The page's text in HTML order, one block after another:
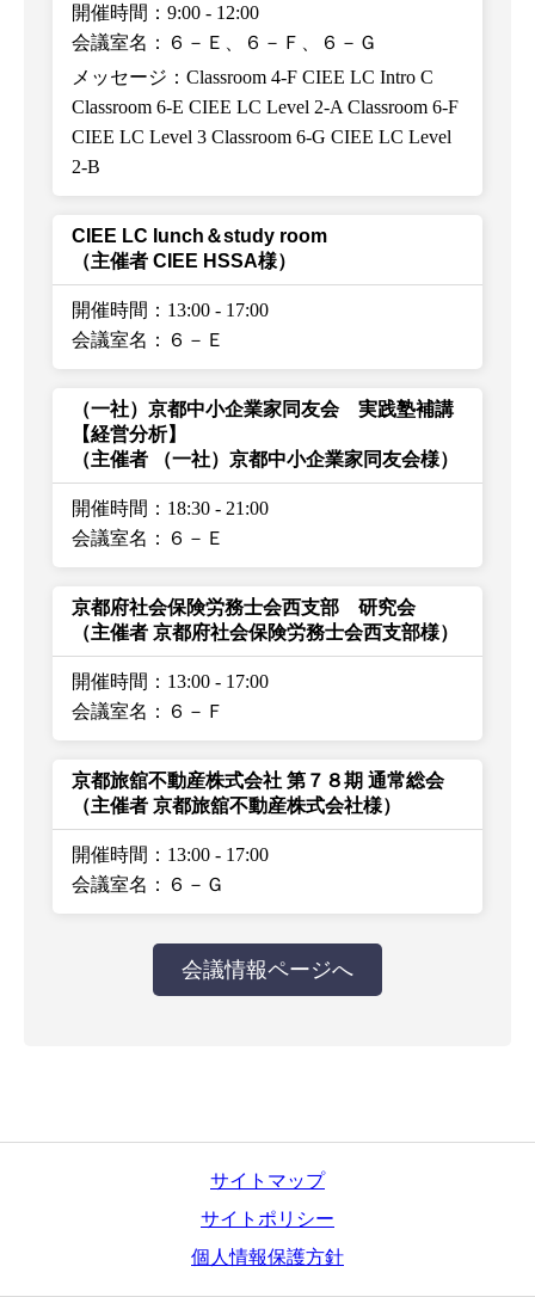
開催時間：9:00 - 12:00
会議室名：６－Ｅ、６－Ｆ、６－Ｇ
メッセージ：Classroom 4-F CIEE LC Intro C
Classroom 6-E CIEE LC Level 2-A Classroom 6-F
CIEE LC Level 3 Classroom 6-G CIEE LC Level
2-B
CIEE LC Iunch＆study room
（主催者 CIEE HSSA様）
開催時間：13:00 - 17:00
会議室名：６－Ｅ
（一社）京都中小企業家同友会 実践塾補講
【経営分析】
（主催者 （一社）京都中小企業家同友会様）
開催時間：18:30 - 21:00
会議室名：６－Ｅ
京都府社会保険労務士会西支部 研究会
（主催者 京都府社会保険労務士会西支部様）
開催時間：13:00 - 17:00
会議室名：６－Ｆ
京都旅舘不動産株式会社 第７８期 通常総会
（主催者 京都旅舘不動産株式会社様）
開催時間：13:00 - 17:00
会議室名：６－Ｇ
会議情報ページへ
サイトマップ
サイトポリシー
個人情報保護方針